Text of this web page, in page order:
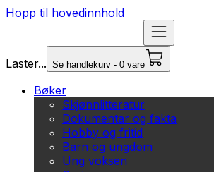
Hopp til hovedinnhold
Laster... Se handlekurv - 0 vare
Bøker
Skjønnlitteratur
Dokumentar og fakta
Hobby og fritid
Barn og ungdom
Ung voksen